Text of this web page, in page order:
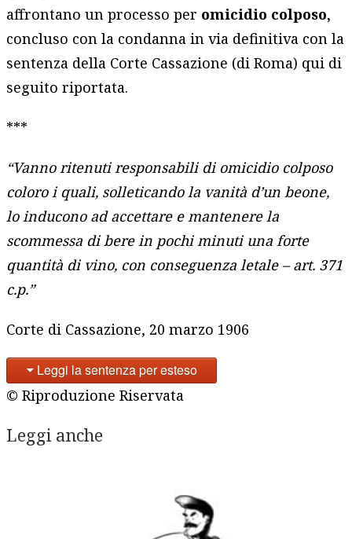
affrontano un processo per omicidio colposo,
concluso con la condanna in via definitiva con la
sentenza della Corte Cassazione (di Roma) qui di
seguito riportata.
***
“Vanno ritenuti responsabili di omicidio colposo
coloro i quali, solleticando la vanità d’un beone,
lo inducono ad accettare e mantenere la
scommessa di bere in pochi minuti una forte
quantità di vino, con conseguenza letale – art. 371
c.p.”
Corte di Cassazione, 20 marzo 1906
Leggi la sentenza per esteso
© Riproduzione Riservata
Leggi anche